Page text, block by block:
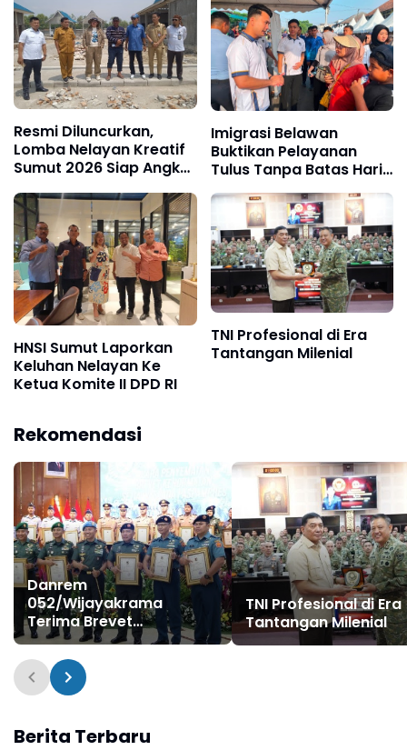
Resmi Diluncurkan,
Lomba Nelayan Kreatif
Sumut 2026 Siap Angkat
Pesisir
Imigrasi Belawan
Buktikan Pelayanan
Tulus Tanpa Batas Hari
Libur
HNSI Sumut Laporkan
Keluhan Nelayan Ke
Ketua Komite II DPD RI
TNI Profesional di Era
Tantangan Milenial
Rekomendasi
Danrem
052/Wijayakrama
Terima Brevet
Kehormatan Setia
Waspada Paspampres,
Perkuat Sinergi
Pengamanan VVIP dan
TNI Profesional di Era
Tantangan Milenial
Berita Terbaru